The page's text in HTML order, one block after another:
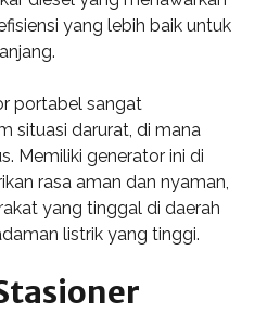
yang lebih baik untuk
portabel sangat
situasi darurat, di mana
Memiliki generator ini di
rasa aman dan nyaman,
yang tinggal di daerah
listrik yang tinggi.